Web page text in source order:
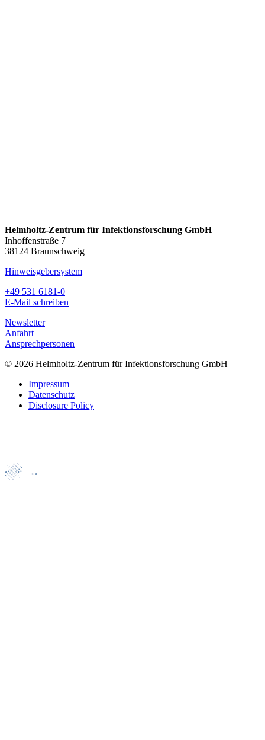
Helmholtz-Zentrum für Infektionsforschung GmbH
Inhoffenstraße 7
38124 Braunschweig
Hinweisgebersystem
+49 531 6181-0
E-Mail schreiben
Newsletter
Anfahrt
Ansprechpersonen
© 2026 Helmholtz-Zentrum für Infektionsforschung GmbH
Impressum
Datenschutz
Disclosure Policy